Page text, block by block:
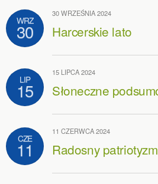
WRZ
30
30 WRZEŚNIA 2024
Harcerskie lato
LIP
15
15 LIPCA 2024
Słoneczne
CZE
11
11 CZERWCA 2024
Radosny patriotyzm